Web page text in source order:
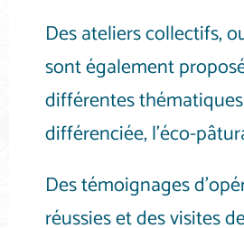
Des ateliers collectifs,
sont également
différentes
différenciée, l’éco-
Des témoignages
réussies et des visites